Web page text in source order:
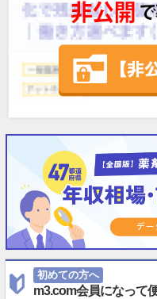
初めての方へ
m3.com会員になって